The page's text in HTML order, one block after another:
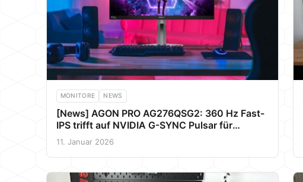
MONITORE NEWS
[News] AGON PRO AG276QSG2: 360 Hz Fast-
IPS trifft auf NVIDIA G-SYNC Pulsar für
ultimative E-Sport-Klarheit
11. Januar 2026